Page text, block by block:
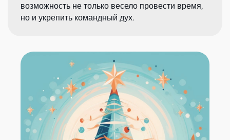
возможность не только весело провести время,
но и укрепить командный дух.